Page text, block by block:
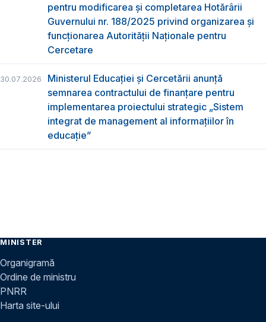
pentru modificarea și completarea Hotărârii
Guvernului nr. 188/2025 privind organizarea şi
funcţionarea Autorităţii Naţionale pentru
Cercetare
30.07.2026
Ministerul Educației și Cercetării anunță
semnarea contractului de finanțare pentru
implementarea proiectului strategic „Sistem
integrat de management al informațiilor în
educație”
MINISTER
Organigramă
Ordine de ministru
PNRR
Harta site-ului